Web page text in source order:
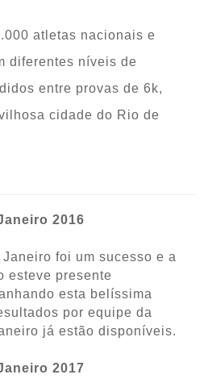
atletas nacionais e
diferentes níveis de
entre provas de 6k,
cidade do Rio de
2016
foi um sucesso e a
esteve presente
esta belíssima
por equipe da
já estão disponíveis.
2017